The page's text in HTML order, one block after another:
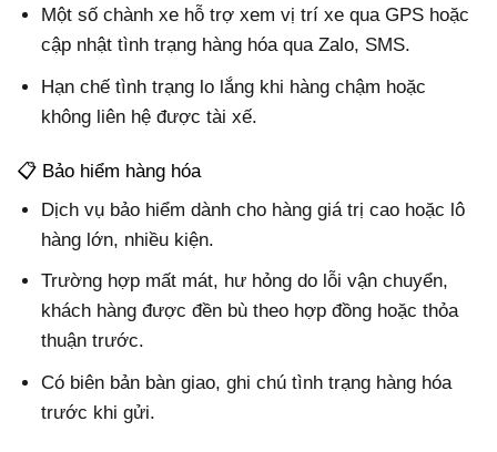
Một số chành xe hỗ trợ xem vị trí xe qua GPS hoặc
cập nhật tình trạng hàng hóa qua Zalo, SMS.
Hạn chế tình trạng lo lắng khi hàng chậm hoặc
không liên hệ được tài xế.
📋 Bảo hiểm hàng hóa
Dịch vụ bảo hiểm dành cho hàng giá trị cao hoặc lô
hàng lớn, nhiều kiện.
Trường hợp mất mát, hư hỏng do lỗi vận chuyển,
khách hàng được đền bù theo hợp đồng hoặc thỏa
thuận trước.
Có biên bản bàn giao, ghi chú tình trạng hàng hóa
trước khi gửi.